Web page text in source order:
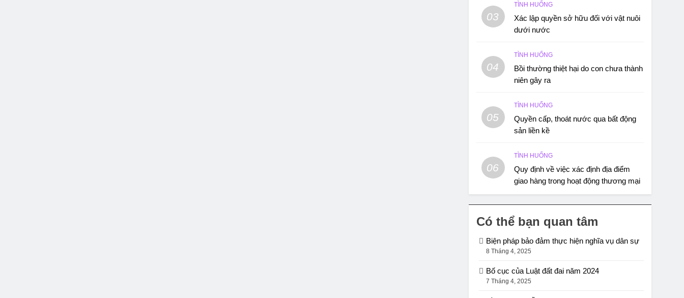
03
TÌNH HUỐNG
Xác lập quyền sở hữu đối với vật nuôi
dưới nước
04
TÌNH HUỐNG
Bồi thường thiệt hại do con chưa thành
niên gây ra
05
TÌNH HUỐNG
Quyền cấp, thoát nước qua bất động
sản liền kề
06
TÌNH HUỐNG
Quy định về việc xác định địa điểm
giao hàng trong hoạt động thương mại
Có thể bạn quan tâm
Biện pháp bảo đảm thực hiện nghĩa vụ dân sự
8 Tháng 4, 2025
Bố cục của Luật đất đai năm 2024
7 Tháng 4, 2025